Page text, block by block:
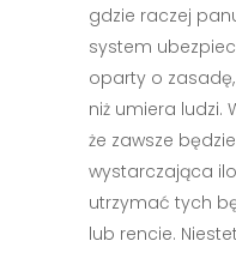
gdzie raczej
system
oparty o
niż umiera ludzi.
że zawsze
wystarczająca
utrzymać tych
lub rencie.